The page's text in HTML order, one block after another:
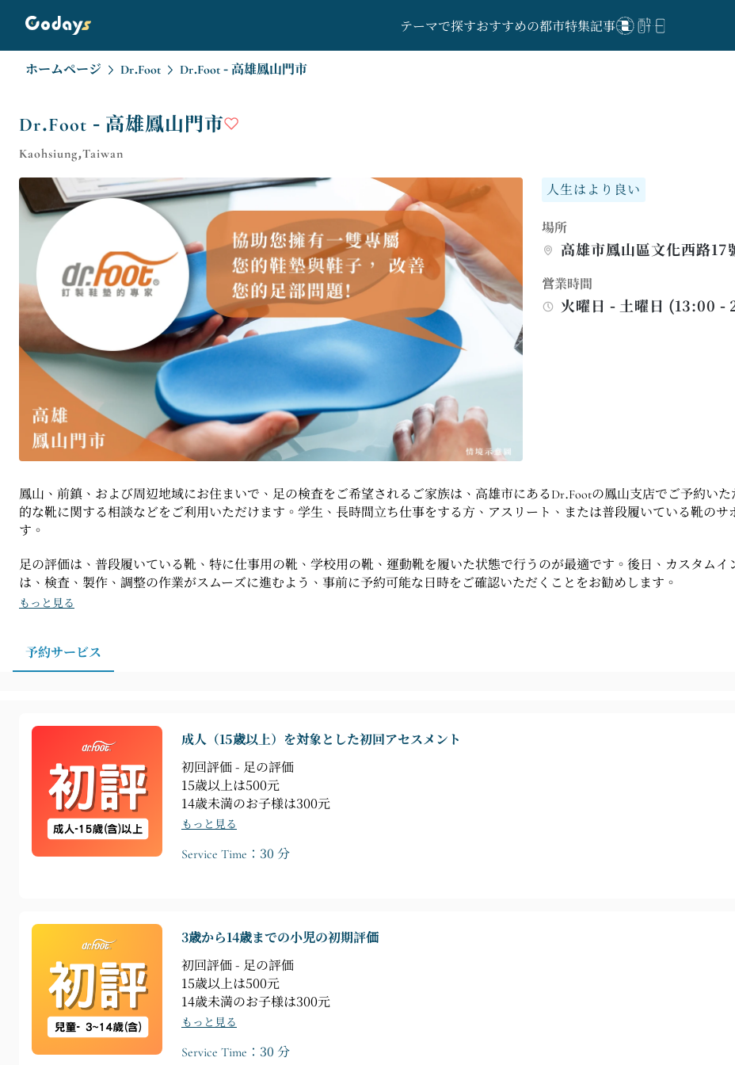
テーマで探すおすすめの都市特集記事
ホームページ Dr.Foot Dr.Foot - 高雄鳳山門市
Dr.Foot - 高雄鳳山門市
Kaohsiung,Taiwan
人生はより良い
場所
高雄市鳳山區文化西路17
営業時間
火曜日 - 土曜日 (13:00 -
鳳山、前鎮、および周辺地域にお住まいで、足の検査をご希望されるご家族は、高雄市にあるDr.Footの鳳山支店でご予約い
的な靴に関する相談などをご利用いただけます。学生、長時間立ち仕事をする方、アスリート、または普段履いている靴の
す。
足の評価は、普段履いている靴、特に仕事用の靴、学校用の靴、運動靴を履いた状態で行うのが最適です。後日、カスタム
は、検査、製作、調整の作業がスムーズに進むよう、事前に予約可能な日時をご確認いただくことをお勧めします。
もっと見る
予約サービス
成人（15歳以上）を対象とした初回アセスメント
初回評価 - 足の評価
15歳以上は500元
14歳未満のお子様は300元
もっと見る
Service Time：30 分
3歳から14歳までの小児の初期評価
初回評価 - 足の評価
15歳以上は500元
14歳未満のお子様は300元
もっと見る
Service Time：30 分